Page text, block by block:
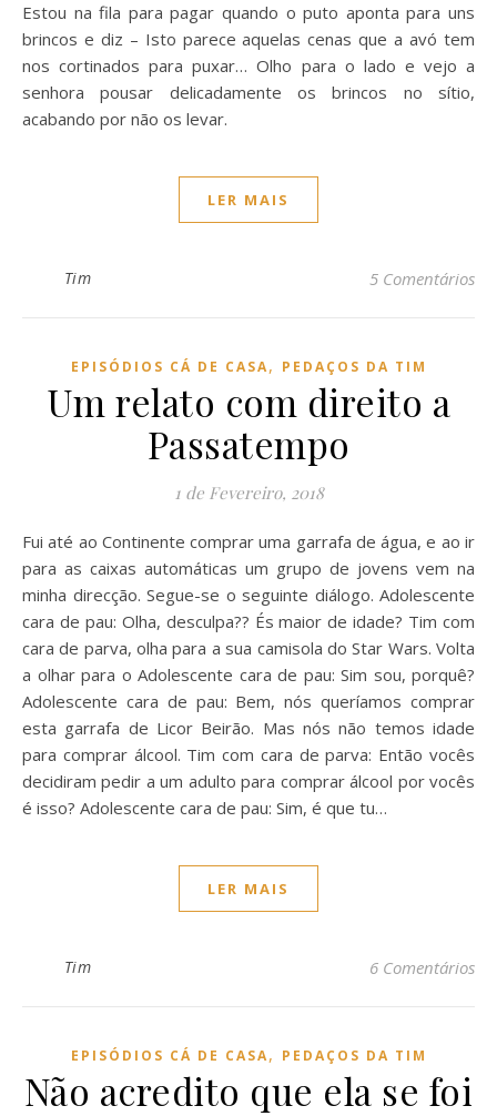
Estou na fila para pagar quando o puto aponta para uns
brincos e diz – Isto parece aquelas cenas que a avó tem
nos cortinados para puxar… Olho para o lado e vejo a
senhora pousar delicadamente os brincos no sítio,
acabando por não os levar.
LER MAIS
Tim 5 Comentários
EPISÓDIOS CÁ DE CASA, PEDAÇOS DA TIM
Um relato com direito a
Passatempo
1 de Fevereiro, 2018
Fui até ao Continente comprar uma garrafa de água, e ao ir
para as caixas automáticas um grupo de jovens vem na
minha direcção. Segue-se o seguinte diálogo. Adolescente
cara de pau: Olha, desculpa?? És maior de idade? Tim com
cara de parva, olha para a sua camisola do Star Wars. Volta
a olhar para o Adolescente cara de pau: Sim sou, porquê?
Adolescente cara de pau: Bem, nós queríamos comprar
esta garrafa de Licor Beirão. Mas nós não temos idade
para comprar álcool. Tim com cara de parva: Então vocês
decidiram pedir a um adulto para comprar álcool por vocês
é isso? Adolescente cara de pau: Sim, é que tu…
LER MAIS
Tim 6 Comentários
EPISÓDIOS CÁ DE CASA, PEDAÇOS DA TIM
Não acredito que ela se foi